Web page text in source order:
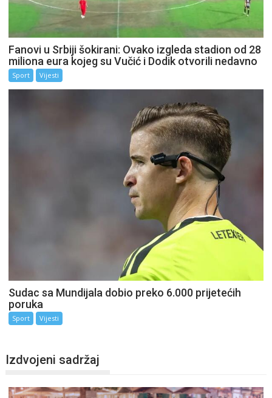
Fanovi u Srbiji šokirani: Ovako izgleda stadion od 28
miliona eura kojeg su Vučić i Dodik otvorili nedavno
Sport Vijesti
Sudac sa Mundijala dobio preko 6.000 prijetećih
poruka
Sport Vijesti
Izdvojeni sadržaj